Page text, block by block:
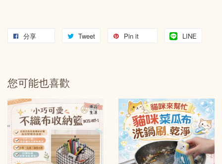
分享 Tweet Pin it LINE
您可能也喜歡